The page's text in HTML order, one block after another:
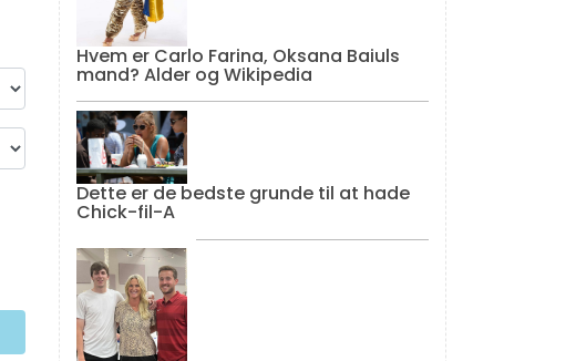
Hvem er Carlo Farina, Oksana Baiuls
mand? Alder og Wikipedia
Dette er de bedste grunde til at hade
Chick-fil-A